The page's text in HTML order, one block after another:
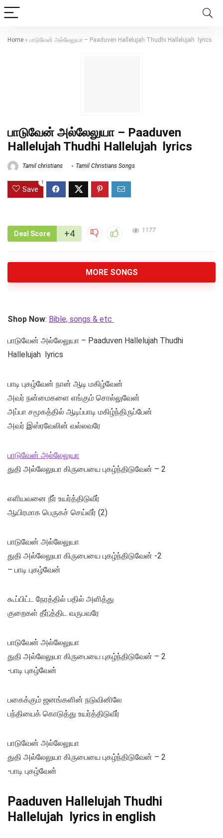
Home » பாடுவேன் அல்லேலுயா – Paaduven Hallelujah Thudhi Hallelujah lyrics
பாடுவேன் அல்லேலுயா – Paaduven
Hallelujah Thudhi Hallelujah lyrics
Tamil christians Tamil Christians Songs
Save
1
Deal Score +4 1177
MORE SONGS
Shop Now: Bible, songs & etc
பாடுவேன் அல்லேலுயா – Paaduven Hallelujah Thudhi
Hallelujah lyrics
பாடி புகழ்வேன் நான் ஆடி மகிழ்வேன்
அவர் நன்மைகளை எங்கும் சொல்லுவேன்
அப்பா சமூகத்தில் ஆடிப்பாடி மகிழ்ந்திருப்பேன்
அவர் இஸ்ரவேலின் வல்லவரே
பாடுவேன் அல்லேலுயா
துதி அல்லேலுயா கிருபையை புகழ்ந்திடுவேன் – 2
எளியவனை நீர் உயர்த்திடுவீர்
ஆயிரமாக பெருகச் செய்வீர் (2)
பாடுவேன் அல்லேலுயா
துதி அல்லேலுயா கிருபையை புகழ்ந்திடுவேன் -2
– பாடி புகழ்வேன்
கூப்பிட்ட நேரத்தில் பதில் அளித்து
குறைகள் தீர்;த்திட வருபவரே
பாடுவேன் அல்லேலுயா
துதி அல்லேலுயா கிருபையை புகழ்ந்திடுவேன் – 2
-பாடி புகழ்வேன்
பகைக்கும் ஜனங்களின் நடுவினிலே
பந்தியைக் கொடுத்து உயர்த்திடுவீர்
பாடுவேன் அல்லேலுயா
துதி அல்லேலுயா கிருபையை புகழ்ந்திடுவேன் – 2
-பாடி புகழ்வேன்
Paaduven Hallelujah Thudhi
Hallelujah lyrics in english